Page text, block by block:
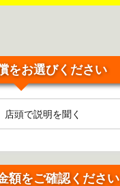
をお選びください
店頭で説明を聞く
額をご確認ください